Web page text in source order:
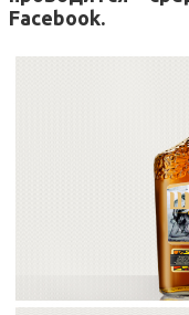
Facebook.